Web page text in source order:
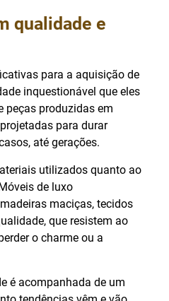
qualidade e
para a aquisição de
inquestionável que eles
peças produzidas em
para durar
até gerações.
utilizados quanto ao
de luxo
maciças, tecidos
que resistem ao
o charme ou a
é acompanhada de um